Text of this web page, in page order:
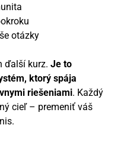
otázky
ďalší kurz. Je to
ktorý spája
riešeniami. Každý
cieľ – premeniť váš